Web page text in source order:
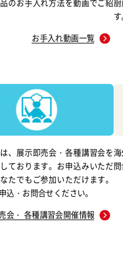
お手入れ動画一覧
、展示即売会・各種講習会を
ております。お申込みいただ
たでもご参加いただけます。
込・お問合せください。
会・ 各種講習会開催情報